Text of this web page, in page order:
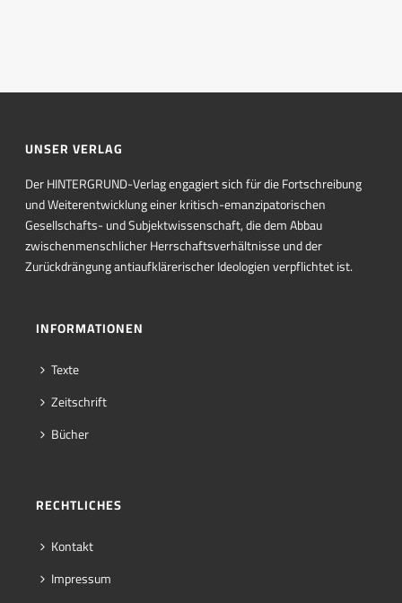
UNSER VERLAG
Der HINTERGRUND-Verlag engagiert sich für die Fortschreibung
und Weiterentwicklung einer kritisch-emanzipatorischen
Gesellschafts- und Subjektwissenschaft, die dem Abbau
zwischenmenschlicher Herrschaftsverhältnisse und der
Zurückdrängung antiaufklärerischer Ideologien verpflichtet ist.
INFORMATIONEN
Texte
Zeitschrift
Bücher
RECHTLICHES
Kontakt
Impressum